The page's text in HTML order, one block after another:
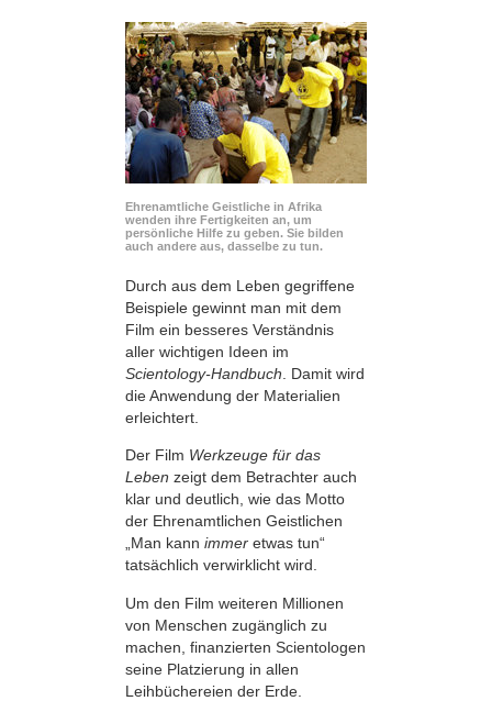
Ehrenamtliche Geistliche in Afrika
wenden ihre Fertigkeiten an, um
persönliche Hilfe zu geben. Sie bilden
auch andere aus, dasselbe zu tun.
Durch aus dem Leben gegriffene
Beispiele gewinnt man mit dem
Film ein besseres Verständnis
aller wichtigen Ideen im
Scientology-Handbuch . Damit wird
die Anwendung der Materialien
erleichtert.
Der Film Werkzeuge für das
Leben zeigt dem Betrachter auch
klar und deutlich, wie das Motto
der Ehrenamtlichen Geistlichen
„Man kann immer etwas tun“
tatsächlich verwirklicht wird.
Um den Film weiteren Millionen
von Menschen zugänglich zu
machen, finanzierten Scientologen
seine Platzierung in allen
Leihbüchereien der Erde.